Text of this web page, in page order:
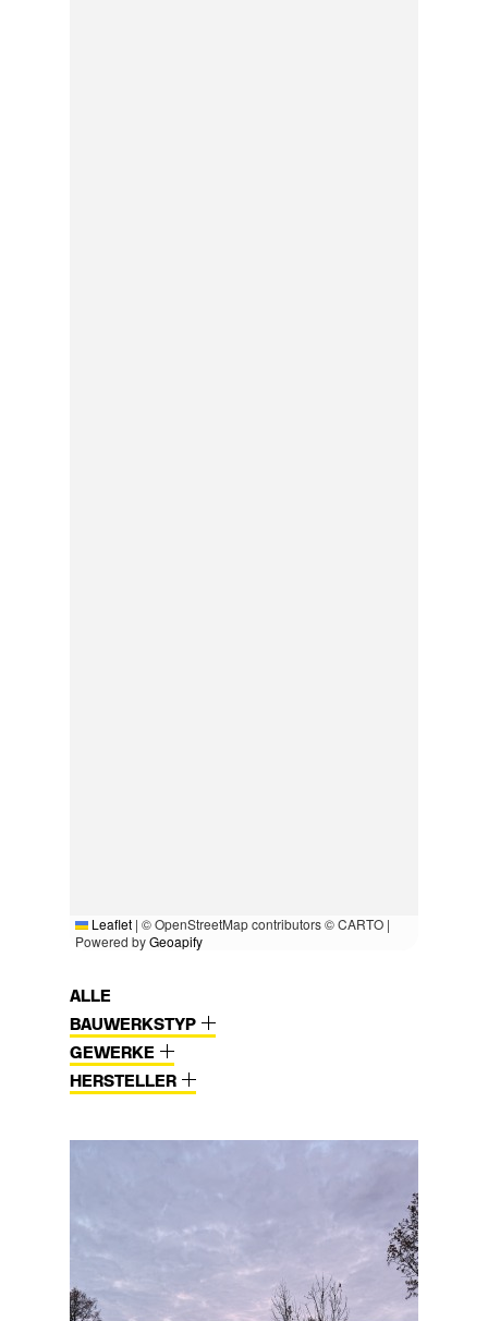
Leaflet | © OpenStreetMap contributors © CARTO |
Powered byGeoapify
ALLE
BAUWERKSTYP
GEWERKE
HERSTELLER